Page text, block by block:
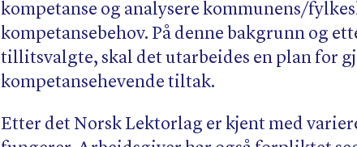
kompetanse og analysere kommunens/​
kompetansebehov. På denne bakgrunn og
tillitsvalgte, skal det utarbeides en plan for
kompetansehevende tiltak.
Etter det Norsk Lektorlag er kjent med